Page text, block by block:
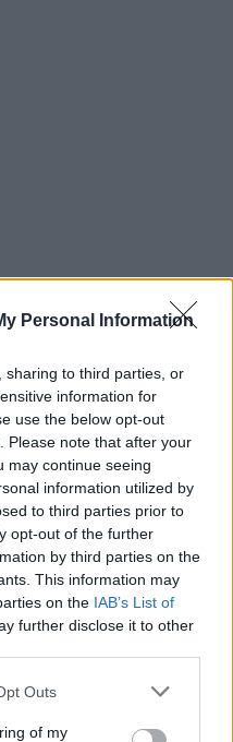
Personal Information
sharing to third parties, or
information for
use the below opt-out
Please note that after your
may continue seeing
information utilized by
to third parties prior to
opt-out of the further
by third parties on the
This information may
on the IAB’s List of
further disclose it to other
uses one or more Google
You may click to
Outs
of my